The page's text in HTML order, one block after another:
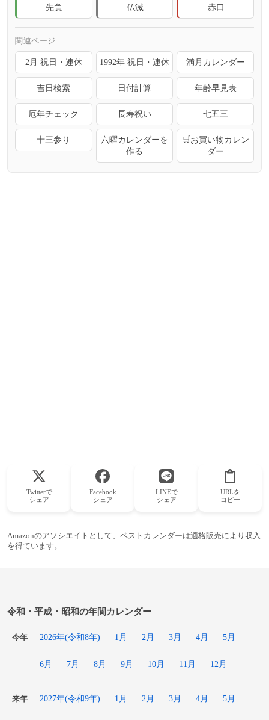
先負 仏滅 赤口
関連ページ
2月 祝日・連休 1992年 祝日・連休 満月カレンダー
吉日検索 日付計算 年齢早見表
厄年チェック 長寿祝い 七五三
十三参り
六曜カレンダーを
作る
🛒お買い物カレン
ダー
Twitterで
シェア
Facebook
シェア
LINEで
シェア
URLを
コピー
Amazonのアソシエイトとして、ベストカレンダーは適格販売により収入
を得ています。
令和・平成・昭和の年間カレンダー
今年 2026年(令和8年) 1月 2月 3月 4月 5月
6月 7月 8月 9月 10月 11月 12月
来年 2027年(令和9年) 1月 2月 3月 4月 5月